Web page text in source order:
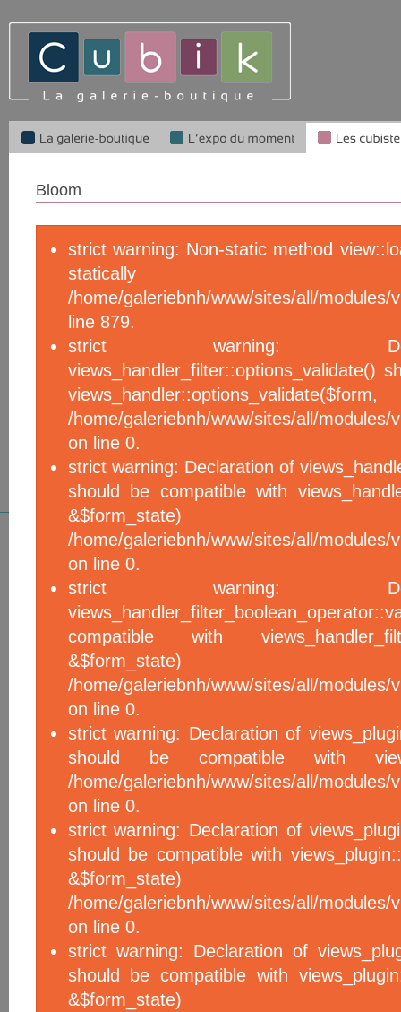
Bloom
strict warning: Non-static method
/home/galeriebnh/www/sites/all/
line 879.
strict warning:
views_handler_filter::options_validate()
/home/galeriebnh/www/sites/all/modules/
on line 0.
strict warning: Declaration of
should be compatible with
/home/galeriebnh/www/sites/all/modules/
on line 0.
strict warning:
compatible with
/home/galeriebnh/www/sites/all/
on line 0.
strict warning: Declaration of
should be compatible with
/home/galeriebnh/www/sites/all/modules/
on line 0.
strict warning: Declaration of
should be compatible with
/home/galeriebnh/www/sites/all/modules/
on line 0.
strict warning: Declaration of
should be compatible with